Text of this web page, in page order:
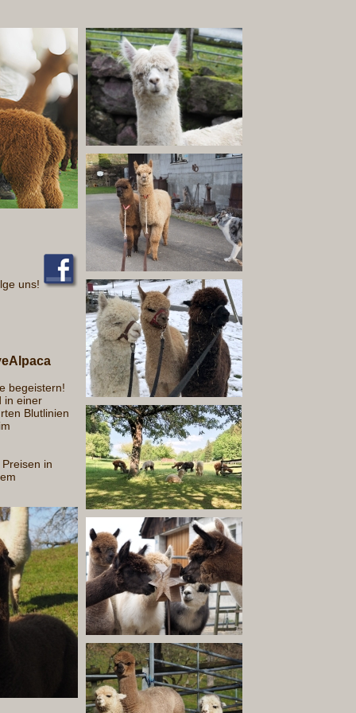
uns!
begeistern!
in einer
Blutlinien
in